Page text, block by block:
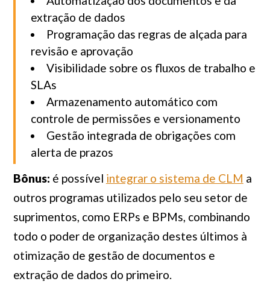
extração de dados
Programação das regras de alçada para
revisão e aprovação
Visibilidade sobre os fluxos de trabalho e
SLAs
Armazenamento automático com
controle de permissões e versionamento
Gestão integrada de obrigações com
alerta de prazos
Bônus: é possível integrar o sistema de CLM a
outros programas utilizados pelo seu setor de
suprimentos, como ERPs e BPMs, combinando
todo o poder de organização destes últimos à
otimização de gestão de documentos e
extração de dados do primeiro.